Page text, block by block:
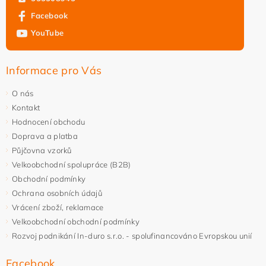
Facebook
YouTube
Informace pro Vás
O nás
Kontakt
Hodnocení obchodu
Doprava a platba
Půjčovna vzorků
Velkoobchodní spolupráce (B2B)
Obchodní podmínky
Ochrana osobních údajů
Vrácení zboží, reklamace
Velkoobchodní obchodní podmínky
Rozvoj podnikání In-duro s.r.o. - spolufinancováno Evropskou unií
Facebook